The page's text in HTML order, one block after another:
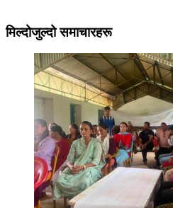
मिल्दोजुल्दो समाचारहरू